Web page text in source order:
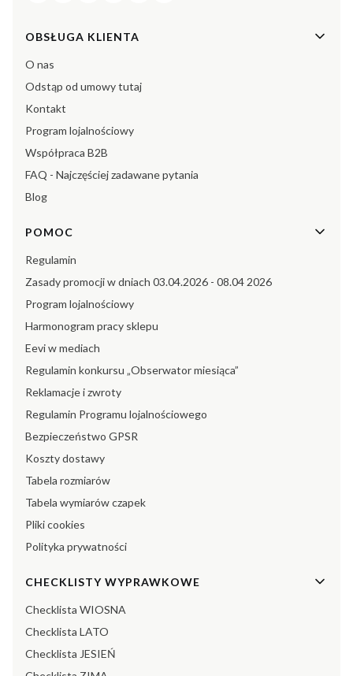
Linki w stopce
OBSŁUGA KLIENTA
O nas
Odstąp od umowy tutaj
Kontakt
Program lojalnościowy
Współpraca B2B
FAQ - Najczęściej zadawane pytania
Blog
POMOC
Regulamin
Zasady promocji w dniach 03.04.2026 - 08.04 2026
Program lojalnościowy
Harmonogram pracy sklepu
Eevi w mediach
Regulamin konkursu „Obserwator miesiąca”
Reklamacje i zwroty
Regulamin Programu lojalnościowego
Bezpieczeństwo GPSR
Koszty dostawy
Tabela rozmiarów
Tabela wymiarów czapek
Pliki cookies
Polityka prywatności
CHECKLISTY WYPRAWKOWE
Checklista WIOSNA
Checklista LATO
Checklista JESIEŃ